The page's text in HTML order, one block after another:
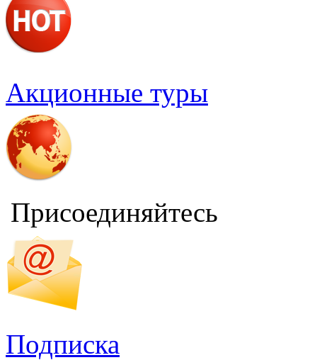
Иокогама
Акционные туры
Присоединяйтесь
Подписка